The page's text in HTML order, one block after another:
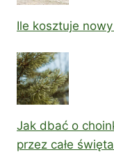
Ile kosztuje
Jak dbać o
przez całe